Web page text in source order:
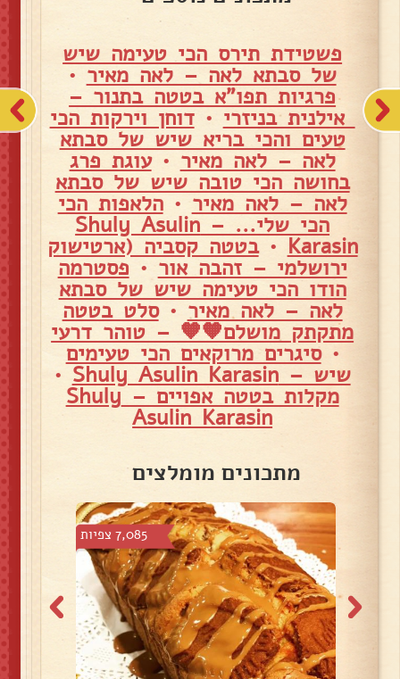
פשטידת תירס הכי טעימה שיש
של סבתא לאה – לאה מאיר •
פרגיות תפו"א בטטה בתנור –
אילנית בניזרי •דוחן וירקות הכי
טעים והכי בריא שיש של סבתא
לאה – לאה מאיר •עוגת פרג
בחושה הכי טובה שיש של סבתא
לאה – לאה מאיר •הלאפות הכי
הכי שלי... – Shuly Asulin
Karasin
•בטטה קסביה (ארטישוק
ירושלמי – זהבה אור • פסטרמה
הודו הכי טעימה שיש של סבתא
לאה – לאה מאיר •סלט בטטה
מתקתק מושלם🧡🧡 – טוהר דרעי
•סיגרים מרוקאים הכי טעימים
שיש – Shuly Asulin Karasin •
מקלות בטטה אפויים – Shuly
Asulin Karasin
מתכונים מומלצים
7,085 צפיות